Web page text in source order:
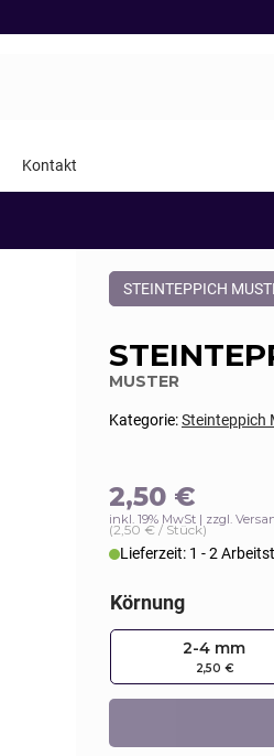
Kontakt
Dieses
Produkt
als:
Steinteppich
STEINTEPPICH
MUSTER
Kategorie:Steinteppich
2,50 €
inkl. 19% MwSt zzgl.
(2,50 € / Stück)
Körnung
2-4 mm
2,50 €
Steinteppich
(Muster)
Lieferzeit: 1 - 2